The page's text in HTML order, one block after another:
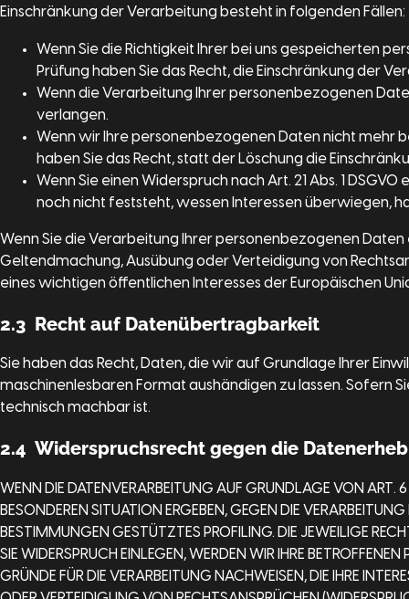
Einschränkung der Verarbeitung besteht in folgenden Fällen:
Wenn Sie die Richtigkeit Ihrer bei uns gespeicherten
Prüfung haben Sie das Recht, die Einschränkung der
Wenn die Verarbeitung Ihrer personenbezogenen
verlangen.
Wenn wir Ihre personenbezogenen Daten nicht mehr
haben Sie das Recht, statt der Löschung die
Wenn Sie einen Widerspruch nach Art. 21 Abs. 1
noch nicht feststeht, wessen Interessen überwiegen,
Wenn Sie die Verarbeitung Ihrer personenbezogenen
Geltendmachung, Ausübung oder Verteidigung von
eines wichtigen öffentlichen Interesses der Europäischen
2.3 Recht auf Datenübertragbarkeit
Sie haben das Recht, Daten, die wir auf Grundlage Ihrer
maschinenlesbaren Format aushändigen zu lassen. Sofern
technisch machbar ist.
2.4 Widerspruchsrecht gegen die
WENN DIE DATENVERARBEITUNG AUF GRUNDLAGE VON ART. 6
BESONDEREN SITUATION ERGEBEN, GEGEN DIE
BESTIMMUNGEN GESTÜTZTES PROFILING. DIE JEWEILIGE
SIE WIDERSPRUCH EINLEGEN, WERDEN WIR IHRE
GRÜNDE FÜR DIE VERARBEITUNG NACHWEISEN, DIE IHRE